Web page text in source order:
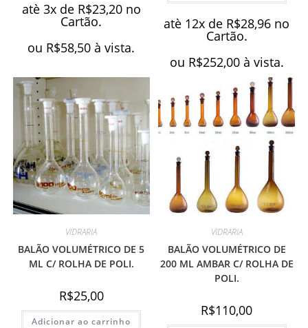
atè 3x de R$23,20 no
Cartão.
ou R$58,50 à vista.
atè 12x de R$28,96 no
Cartão.
ou R$252,00 à vista.
VIDRARIA
BALÃO VOLUMÉTRICO DE 5
ML C/ ROLHA DE POLI.
R$25,00
Adicionar ao carrinho
VIDRARIA
BALÃO VOLUMÉTRICO DE
200 ML AMBAR C/ ROLHA DE
POLI.
R$110,00